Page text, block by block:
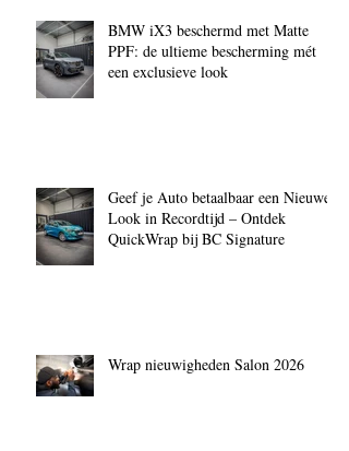
BMW iX3 beschermd met Matte
PPF: de ultieme bescherming mét
een exclusieve look
Geef je Auto betaalbaar een Nieuwe
Look in Recordtijd – Ontdek
QuickWrap bij BC Signature
Wrap nieuwigheden Salon 2026